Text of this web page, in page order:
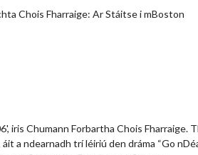
Chois Fharraige: Ar Stáitse i mBoston
iris Chumann Forbartha Chois Fharraige.
áit a ndearnadh trí léiriú den dráma “Go